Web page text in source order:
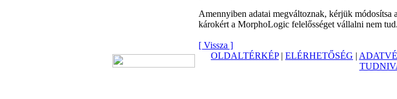
Amennyiben adatai megváltoznak, kérjük módosítsa
károkért a MorphoLogic felelősséget vállalni nem tud.
[ Vissza ]
OLDALTÉRKÉP| ELÉRHETŐSÉG |